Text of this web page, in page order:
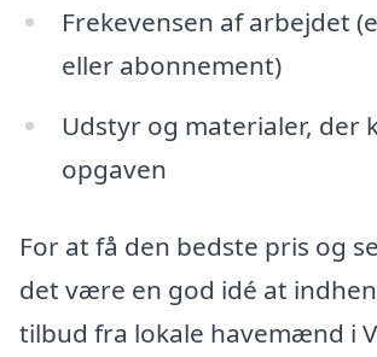
Frekevensen af arbejdet
eller abonnement)
Udstyr og materialer, der
opgaven
For at få den bedste pris og
det være en god idé at
tilbud fra lokale havemænd i